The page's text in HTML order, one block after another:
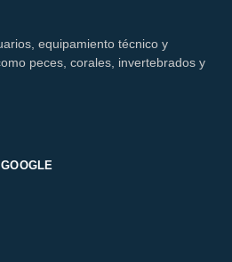
equipamiento técnico y
peces, corales, invertebrados y